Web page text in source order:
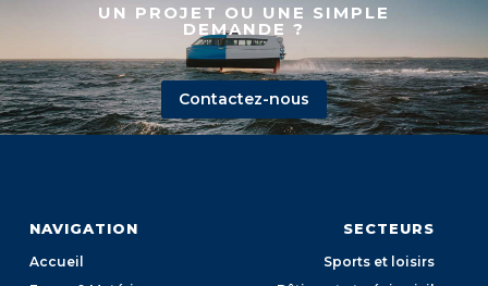
UN PROJET OU UNE SIMPLE
DEMANDE ?
Contactez-nous
NAVIGATION
Accueil
SECTEURS
Sports et loisirs